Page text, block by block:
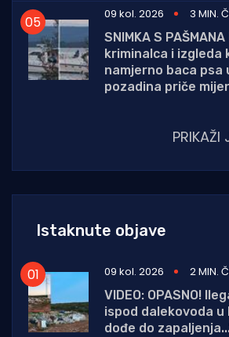
09 kol. 2026
3 MIN.
SNIMKA S
kriminalca i izgleda
namjerno baca psa
pozadina priče
PRIKAŽI
Istaknute objave
09 kol. 2026
2 MIN.
VIDEO: OPASNO!
ispod dalekovoda u
dođe do